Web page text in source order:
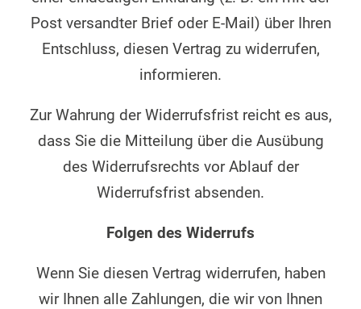
Post versandter Brief oder E-Mail) über Ihren
Entschluss, diesen Vertrag zu widerrufen,
informieren.
Zur Wahrung der Widerrufsfrist reicht es aus,
dass Sie die Mitteilung über die Ausübung
des Widerrufsrechts vor Ablauf der
Widerrufsfrist absenden.
Folgen des Widerrufs
Wenn Sie diesen Vertrag widerrufen, haben
wir Ihnen alle Zahlungen, die wir von Ihnen